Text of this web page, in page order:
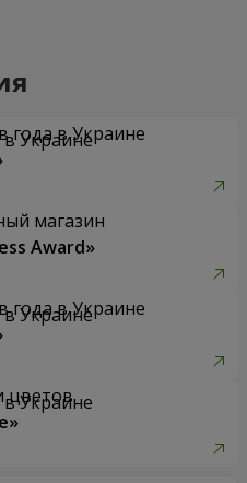
года в Украине
магазин
Award»
года в Украине
цветов